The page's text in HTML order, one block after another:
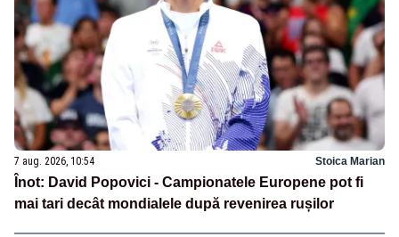
7 aug. 2026, 10:54 Stoica Marian
Înot: David Popovici - Campionatele Europene pot fi
mai tari decât mondialele după revenirea rușilor